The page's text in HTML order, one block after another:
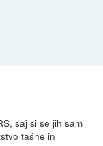
saj si se jih sam
tašne in